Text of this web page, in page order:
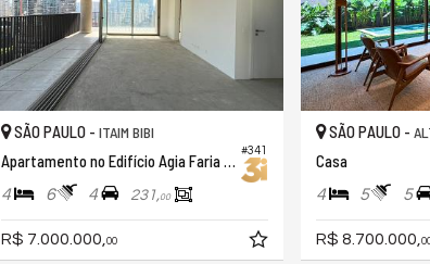
#341
SÃO PAULO - ITAIM BIBI
Apartamento no Edifício Agia Faria Lima
4 6 4 231,00
R$ 7.000.000,00
SÃO PAULO -
Casa
4 5 5
R$ 8.700.000,